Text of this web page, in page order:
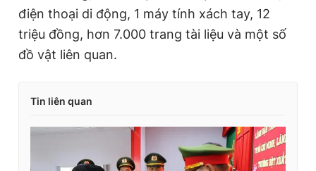
điện thoại di động, 1 máy tính xách tay, 12
triệu đồng, hơn 7.000 trang tài liệu và một số
đồ vật liên quan.
Tin liên quan